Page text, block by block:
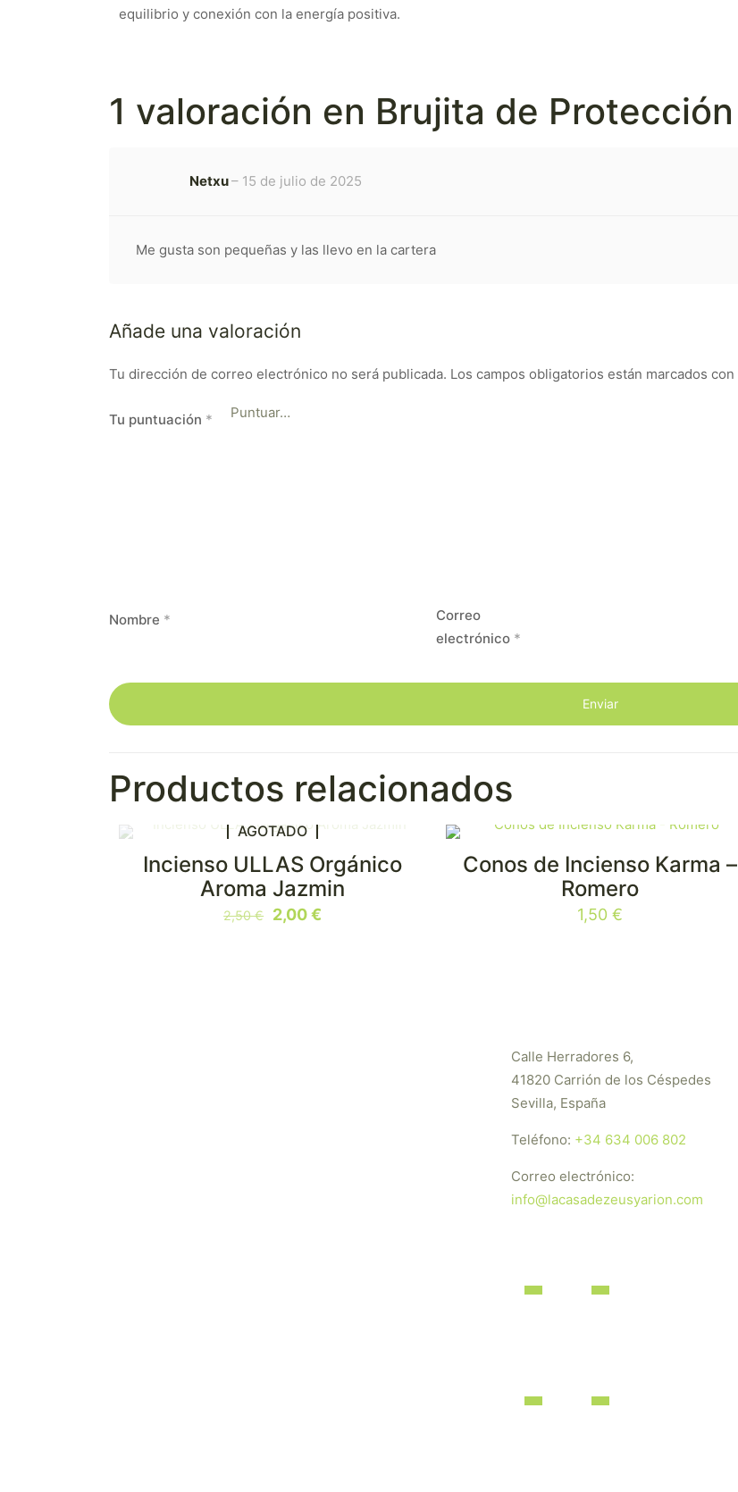
equilibrio y conexión con la energía positiva.
1 valoración en Brujita de Protección
Netxu– 15 de julio de 2025
Me gusta son pequeñas y las llevo en la cartera
Añade una valoración
Tu dirección de correo electrónico no será publicada. Los campos obligatorios están marcados con
Tu puntuación *
Nombre *
Correo
electrónico *
Productos relacionados
EN OFERTA
AGOTADO
Incienso ULLAS Orgánico
Aroma Jazmin
2,50€
El
2,00€
Conos de Incienso Karma –
Romero
1,50 €
Calle Herradores 6,
41820 Carrión de los Céspedes
Sevilla, España
Teléfono: +34 634 006 802
Correo electrónico:
info@lacasadezeusyarion.com